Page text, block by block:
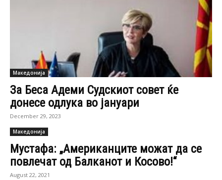
Македонија
За Беса Адеми Судскиот совет ќе
донесе одлука во јануари
December 29, 2023
Македонија
Мустафа: „Американците можат да се
повлечат од Балканот и Косово!“
August 22, 2021